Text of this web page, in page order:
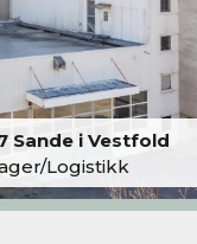
Sande i Vestfold
Logistikk